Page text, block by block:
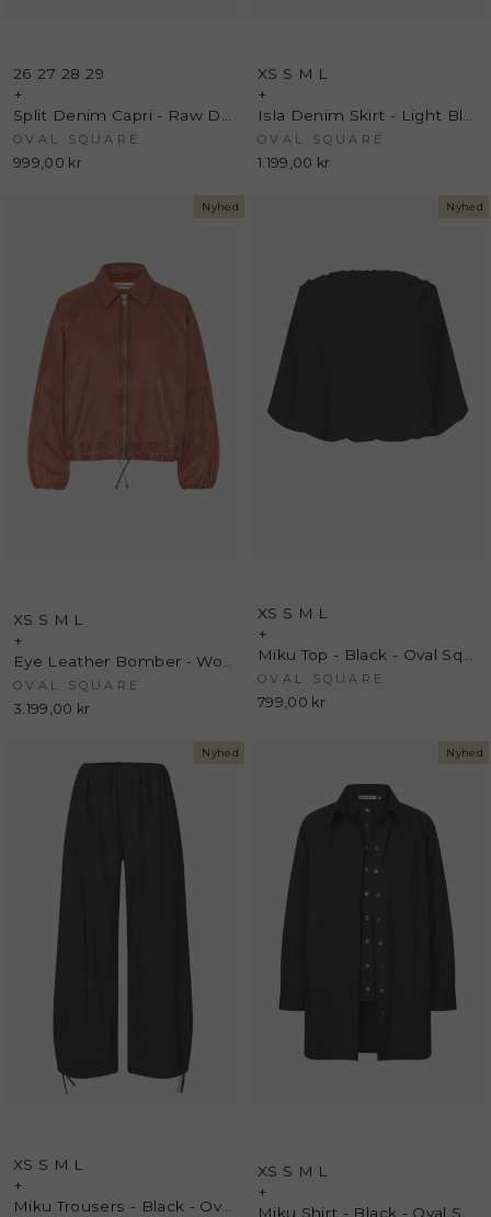
26272829
+
OVAL SQUARE
999,00 kr
XS S M L
+
OVAL SQUARE
1.199,00 kr
Nyhed
XS S M L
+
OVAL SQUARE
3.199,00 kr
Nyhed
XS S M L
+
OVAL SQUARE
799,00 kr
Nyhed
XS S M L
+
Miku Trousers - Black - Oval Square
Nyhed
XS S M L
+